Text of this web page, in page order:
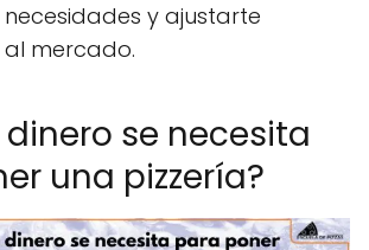
y ajustarte
mercado.
se necesita
una pizzería?